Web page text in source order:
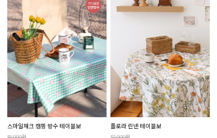
스마일체크 캠핑 방수 테이블보 플로라 린넨 테이블보